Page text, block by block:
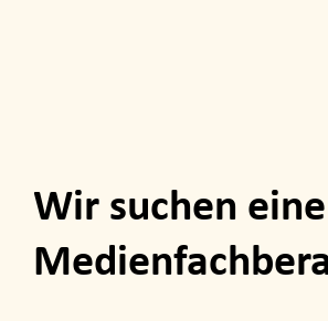
Wir suchen eine